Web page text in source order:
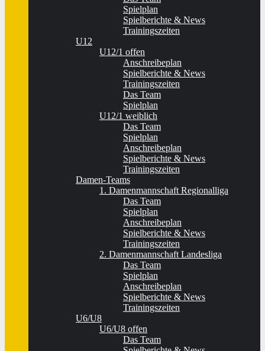
Spielplan
Spielberichte & News
Trainingszeiten
U12
U12/1 offen
Anschreibeplan
Spielberichte & News
Trainingszeiten
Das Team
Spielplan
U12/1 weiblich
Das Team
Spielplan
Anschreibeplan
Spielberichte & News
Trainingszeiten
Damen-Teams
1. Damenmannschaft Regionalliga
Das Team
Spielplan
Anschreibeplan
Spielberichte & News
Trainingszeiten
2. Damenmannschaft Landesliga
Das Team
Spielplan
Anschreibeplan
Spielberichte & News
Trainingszeiten
U6/U8
U6/U8 offen
Das Team